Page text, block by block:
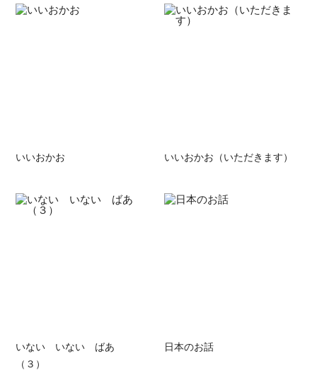
いいおかお いいおかお（いただきます）
いない いない ばあ
（３）
日本のお話